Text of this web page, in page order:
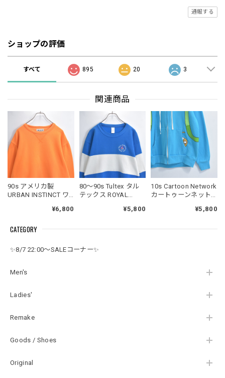
CATEGORY
✨8/7 22:00～SALEコーナー✨
Men's
Ladies'
Remake
Goods / Shoes
Original
通報する
ショップの評価
すべて 895 20 3
関連商品
90s アメリカ製
URBAN INSTINCT ワ
ーネック トレーナー
スウェット ヴィンテ
古着 ユニセックスデ
ザイン
¥6,800
80～90s Tultex タル
テックス ROYAL
CLUB 刺繍 カラーブ
ェット トレーナー ヴ
ジ USA アメリカ古着
メンズS
¥5,800
10s Cartoon Network
カートゥーンネット
ータイム キャラクタ
ディー トロンプルイ
¥5,800